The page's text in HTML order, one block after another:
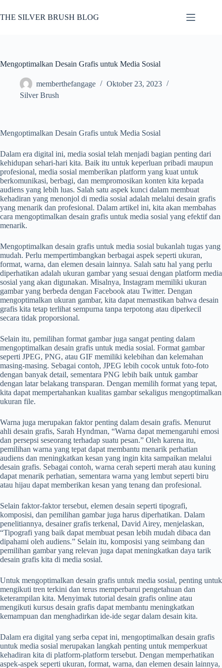
to
content
THE SILVER BRUSH BLOG
Mengoptimalkan Desain Grafis untuk Media Sosial
memberthefangage
Oktober 23, 2023
Silver Brush
Mengoptimalkan Desain Grafis untuk Media Sosial
Dalam era digital ini, media sosial telah menjadi bagian penting dari
kehidupan sehari-hari kita. Baik itu untuk keperluan pribadi maupun
profesional, media sosial memberikan platform yang kuat untuk
berkomunikasi, berbagi, dan mempromosikan konten kita kepada
audiens yang lebih luas. Salah satu aspek kunci dalam membuat
kehadiran yang menonjol di media sosial adalah melalui desain grafis
yang menarik dan profesional. Dalam artikel ini, kita akan membahas
cara mengoptimalkan desain grafis untuk media sosial yang efektif dan
menarik.
Mengoptimalkan desain grafis untuk media sosial bukanlah tugas yang
mudah. Perlu mempertimbangkan berbagai aspek seperti ukuran,
format, warna, dan elemen desain lainnya. Salah satu hal yang perlu
diperhatikan adalah ukuran gambar yang sesuai dengan platform media
sosial yang akan digunakan. Misalnya, Instagram memiliki ukuran
gambar yang berbeda dengan Facebook atau Twitter. Dengan
mengoptimalkan ukuran gambar, kita dapat memastikan bahwa desain
grafis kita tetap terlihat sempurna tanpa terpotong atau diperkecil
secara tidak proporsional.
Selain itu, pemilihan format gambar juga sangat penting dalam
mengoptimalkan desain grafis untuk media sosial. Format gambar
seperti JPEG, PNG, atau GIF memiliki kelebihan dan kelemahan
masing-masing. Sebagai contoh, JPEG lebih cocok untuk foto-foto
dengan banyak detail, sementara PNG lebih baik untuk gambar
dengan latar belakang transparan. Dengan memilih format yang tepat,
kita dapat mempertahankan kualitas gambar sekaligus mengoptimalkan
ukuran file.
Warna juga merupakan faktor penting dalam desain grafis. Menurut
ahli desain grafis, Sarah Hyndman, “Warna dapat memengaruhi emosi
dan persepsi seseorang terhadap suatu pesan.” Oleh karena itu,
pemilihan warna yang tepat dapat membantu menarik perhatian
audiens dan meningkatkan kesan yang ingin kita sampaikan melalui
desain grafis. Sebagai contoh, warna cerah seperti merah atau kuning
dapat menarik perhatian, sementara warna yang lembut seperti biru
atau hijau dapat memberikan kesan yang tenang dan profesional.
Selain faktor-faktor tersebut, elemen desain seperti tipografi,
komposisi, dan pemilihan gambar juga harus diperhatikan. Dalam
penelitiannya, desainer grafis terkenal, David Airey, menjelaskan,
“Tipografi yang baik dapat membuat pesan lebih mudah dibaca dan
dipahami oleh audiens.” Selain itu, komposisi yang seimbang dan
pemilihan gambar yang relevan juga dapat meningkatkan daya tarik
desain grafis kita di media sosial.
Untuk mengoptimalkan desain grafis untuk media sosial, penting untuk
mengikuti tren terkini dan terus memperbarui pengetahuan dan
keterampilan kita. Menyimak tutorial desain grafis online atau
mengikuti kursus desain grafis dapat membantu meningkatkan
kemampuan dan menghadirkan ide-ide segar dalam desain kita.
Dalam era digital yang serba cepat ini, mengoptimalkan desain grafis
untuk media sosial merupakan langkah penting untuk memperkuat
kehadiran kita di platform-platform tersebut. Dengan memperhatikan
aspek-aspek seperti ukuran, format, warna, dan elemen desain lainnya,